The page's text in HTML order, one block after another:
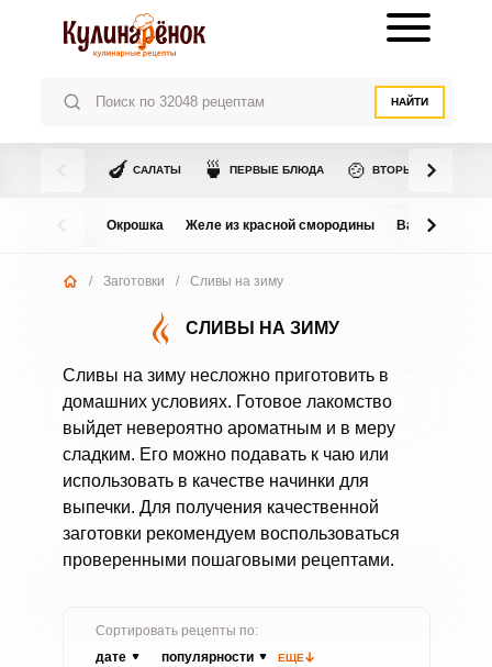
НАЙТИ
🍆 САЛАТЫ 🍵 ПЕРВЫЕ БЛЮДА 🍲 ВТОРЫЕ БЛЮДА
Окрошка Желе из красной смородины Варенье из
/ Заготовки / Сливы на зиму
СЛИВЫ НА ЗИМУ
Сливы на зиму несложно приготовить в
домашних условиях. Готовое лакомство
выйдет невероятно ароматным и в меру
сладким. Его можно подавать к чаю или
использовать в качестве начинки для
выпечки. Для получения качественной
заготовки рекомендуем воспользоваться
проверенными пошаговыми рецептами.
Сортировать рецепты по:
дате
популярности ЕЩЕ